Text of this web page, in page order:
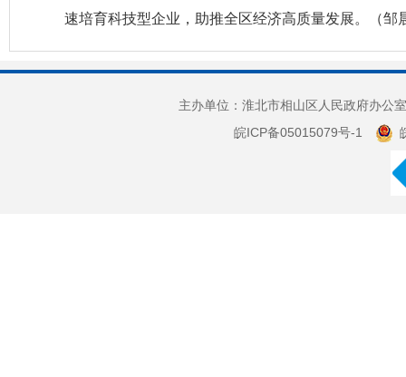
速培育科技型企业，助推全区经济高质量发展。（邹
主办单位：淮北市相山区人民政府办
皖ICP备05015079号-1